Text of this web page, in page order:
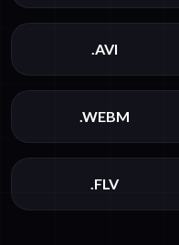
.AVI
.WEBM
.FLV